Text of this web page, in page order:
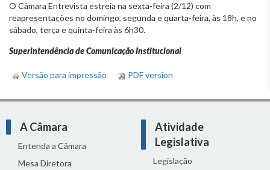
O Câmara Entrevista estreia na sexta-feira (2/12) com
reapresentações no domingo, segunda e quarta-feira, às 18h, e no
sábado, terça e quinta-feira às 6h30.
Superintendência de Comunicação Institucional
Versão para impressão PDF version
A Câmara
Entenda a Câmara
Mesa Diretora
Atividade
Legislativa
Legislação